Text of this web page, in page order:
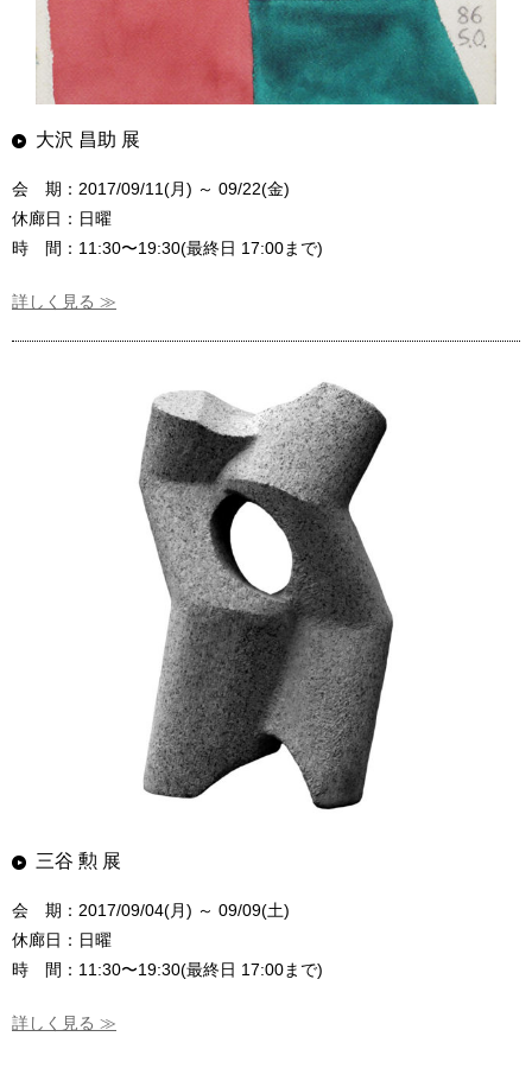
大沢 昌助 展
会 期：2017/09/11(月) ～ 09/22(金)
休廊日：日曜
時 間：11:30〜19:30(最終日 17:00まで)
詳しく見る ≫
三谷 勲 展
会 期：2017/09/04(月) ～ 09/09(土)
休廊日：日曜
時 間：11:30〜19:30(最終日 17:00まで)
詳しく見る ≫